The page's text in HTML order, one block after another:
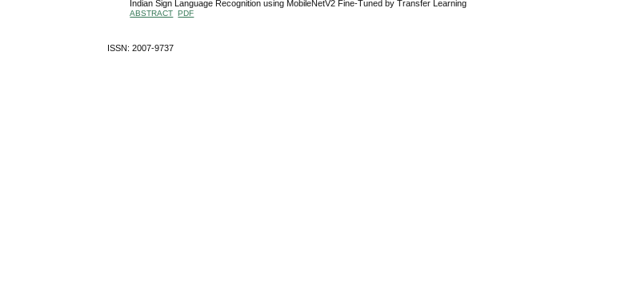
Indian Sign Language Recognition using MobileNetV2 Fine-Tuned by Transfer Learning
ABSTRACT PDF
ISSN: 2007-9737